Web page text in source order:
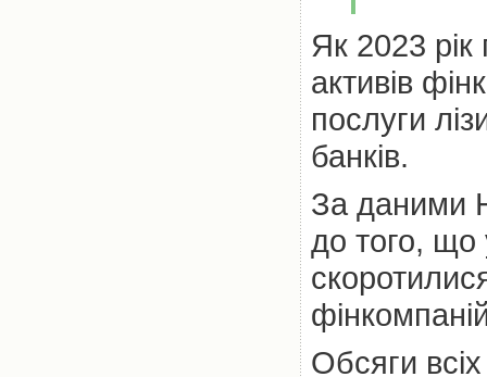
Як 2023
активів
послуги
банків.
За даними
до того, що
Обсяги